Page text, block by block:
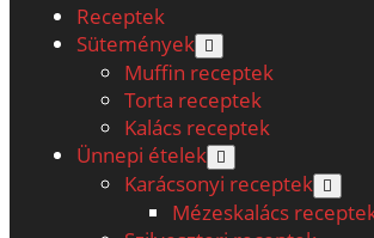
Receptek
Sütemények
open
menu
Muffin receptek
Torta receptek
Kalács receptek
Ünnepi ételek
open
menu
Karácsonyi receptek
open
menu
Mézeskalács